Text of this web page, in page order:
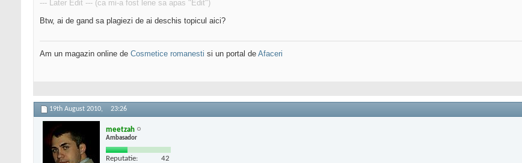
--- Later Edit --- (ca mi-a fost lene sa apas "Edit")
Btw, ai de gand sa plagiezi de ai deschis topicul aici?
Am un magazin online de Cosmetice romanesti si un portal de Afaceri
19th August 2010, 23:26
meetzah
Ambasador
Reputatie: 42